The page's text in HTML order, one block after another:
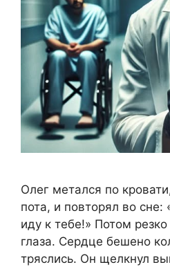
Олег метался по
пота, и повторял во сне:
иду к тебе!» Потом
глаза. Сердце бешено
тряслись. Он щелкнул